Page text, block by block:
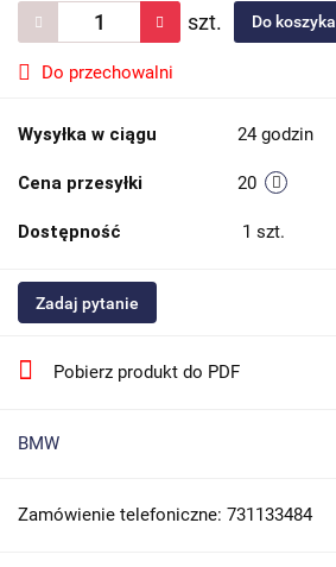
szt. Do koszyka
Do przechowalni
Wysyłka w ciągu 24 godzin
Cena przesyłki 20
Dostępność 1 szt.
Zadaj pytanie
Pobierz produkt do PDF
BMW
Zamówienie telefoniczne: 731133484